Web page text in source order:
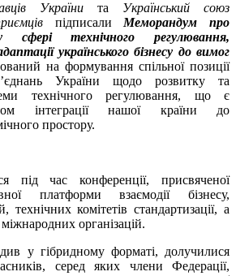
України та Український союз
підписали Меморандум про
сфері технічного регулювання,
українського бізнесу до вимог
на формування спільної позиції
України щодо розвитку та
технічного регулювання, що є
інтеграції нашої країни до
простору.
під час конференції, присвяченої
платформи взаємодії бізнесу,
технічних комітетів стандартизації, а
організацій.
у гібридному форматі, долучилися
серед яких члени Федерації,